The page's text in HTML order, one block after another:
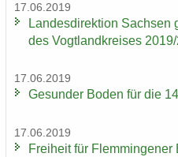
17.06.2019
Lan­des­di­rek­ti­on Sach­sen
des Vogt­land­krei­ses
17.06.2019
Ge­sun­der Boden für die
17.06.2019
Frei­heit für Flem­min­ge­ner